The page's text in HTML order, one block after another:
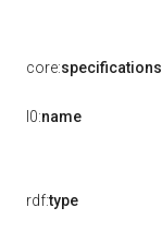
core:specifications
l0:name
rdf:type